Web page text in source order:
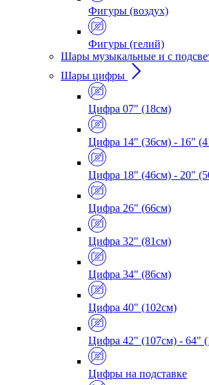
Фигуры (воздух)
Фигуры (гелий)
Шары музыкальные и с
Шары цифры
Цифра 07" (18см)
Цифра 14" (36см) - 16"
Цифра 18" (46см) - 20"
Цифра 26" (66см)
Цифра 32" (81см)
Цифра 34" (86см)
Цифра 40" (102см)
Цифра 42" (107см) - 64"
Цифры на подставке